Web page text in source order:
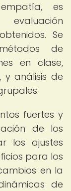
es
Se
de
en clase,
y análisis de
fuertes y
de los
los ajustes
para los
en la
de